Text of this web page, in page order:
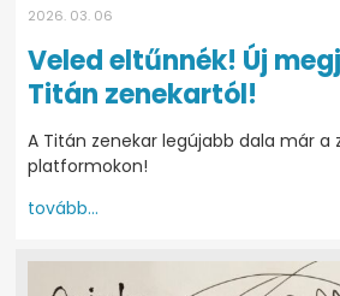
2026. 03. 06
Veled eltűnnék! Új
Titán zenekartól!
A Titán zenekar legújabb dala már a
platformokon!
tovább...